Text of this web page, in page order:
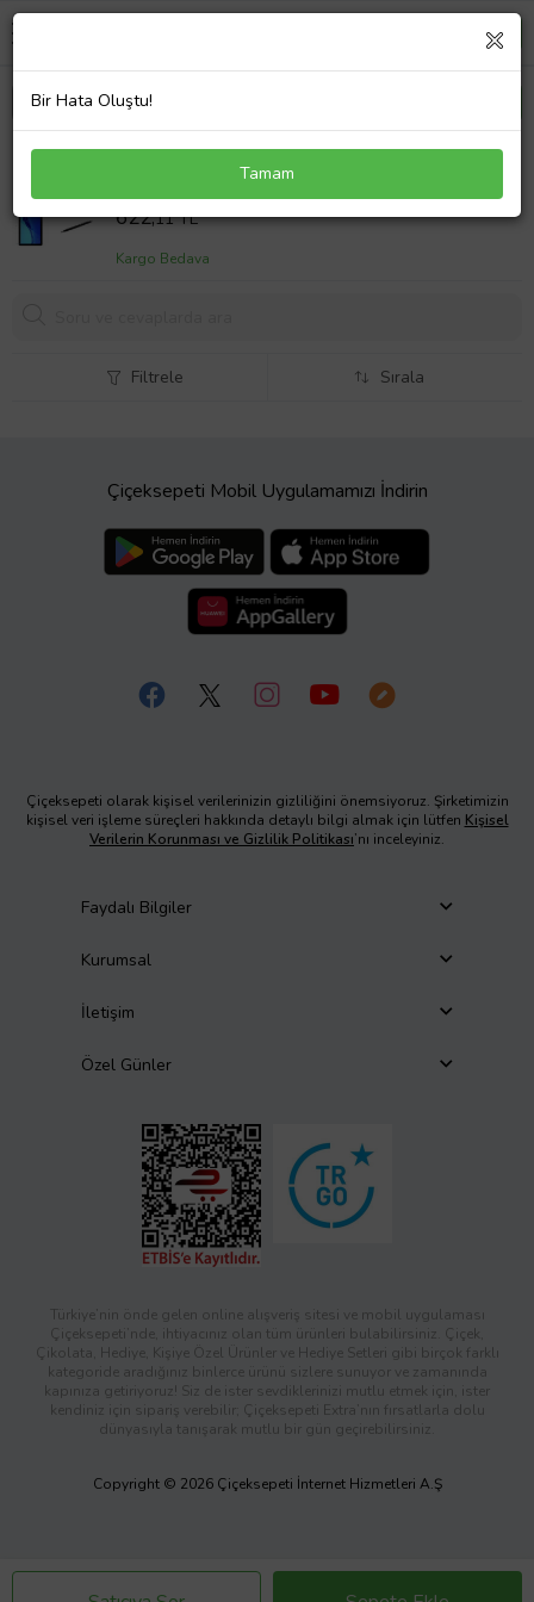
Tcl Tab 10L Standlı Tablet Kılıfı+Nano Kırılmaz
Ekran Koruyucu+Dokunmatik Kalem (Lacivert)
Sepet Fiyatı
622,11 TL
Kargo Bedava
Filtrele Sırala
Çiçeksepeti Mobil Uygulamamızı İndirin
Çiçeksepeti olarak kişisel verilerinizin gizliliğini önemsiyoruz. Şirketimizin
kişisel veri işleme süreçleri hakkında detaylı bilgi almak için lütfen Kişisel
Verilerin Korunması ve Gizlilik Politikası’nı inceleyiniz.
Faydalı Bilgiler
Kurumsal
İletişim
Özel Günler
Türkiye’nin önde gelen online alışveriş sitesi ve mobil uygulaması
Çiçeksepeti’nde, ihtiyacınız olan tüm ürünleri bulabilirsiniz. Çiçek,
Çikolata, Hediye, Kişiye Özel Ürünler ve Hediye Setleri gibi birçok farklı
kategoride aradığınız binlerce ürünü sizlere sunuyor ve zamanında
kapınıza getiriyoruz! Siz de ister sevdiklerinizi mutlu etmek için, ister
kendiniz için sipariş verebilir; Çiçeksepeti Extra’nın fırsatlarla dolu
dünyasıyla tanışarak mutlu bir gün geçirebilirsiniz.
Copyright © 2026 Çiçeksepeti İnternet Hizmetleri A.Ş
Bir Hata Oluştu!
Tamam